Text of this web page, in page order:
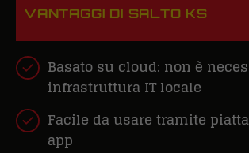
VANTAGGI DI SALTO KS
Basato su cloud: non è
infrastruttura IT locale
Facile da usare tramite
app